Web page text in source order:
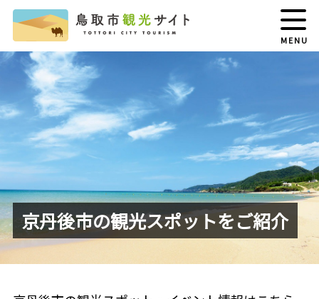
MENU
京丹後市の観光スポットをご紹介